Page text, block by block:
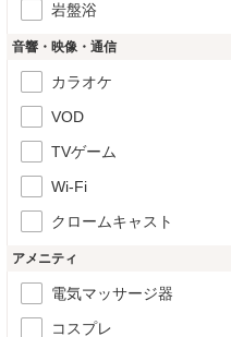
岩盤浴
音響・映像・通信
カラオケ
VOD
TVゲーム
Wi-Fi
クロームキャスト
アメニティ
電気マッサージ器
コスプレ